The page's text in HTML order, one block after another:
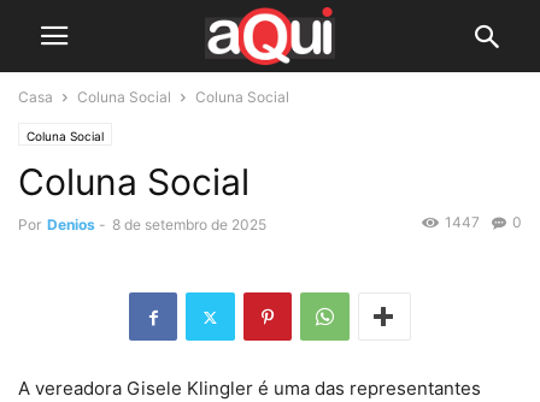
Casa Coluna Social Coluna Social
Coluna Social
Coluna Social
Por Denios - 8 de setembro de 2025 0
1447
A vereadora Gisele Klingler é uma das representantes